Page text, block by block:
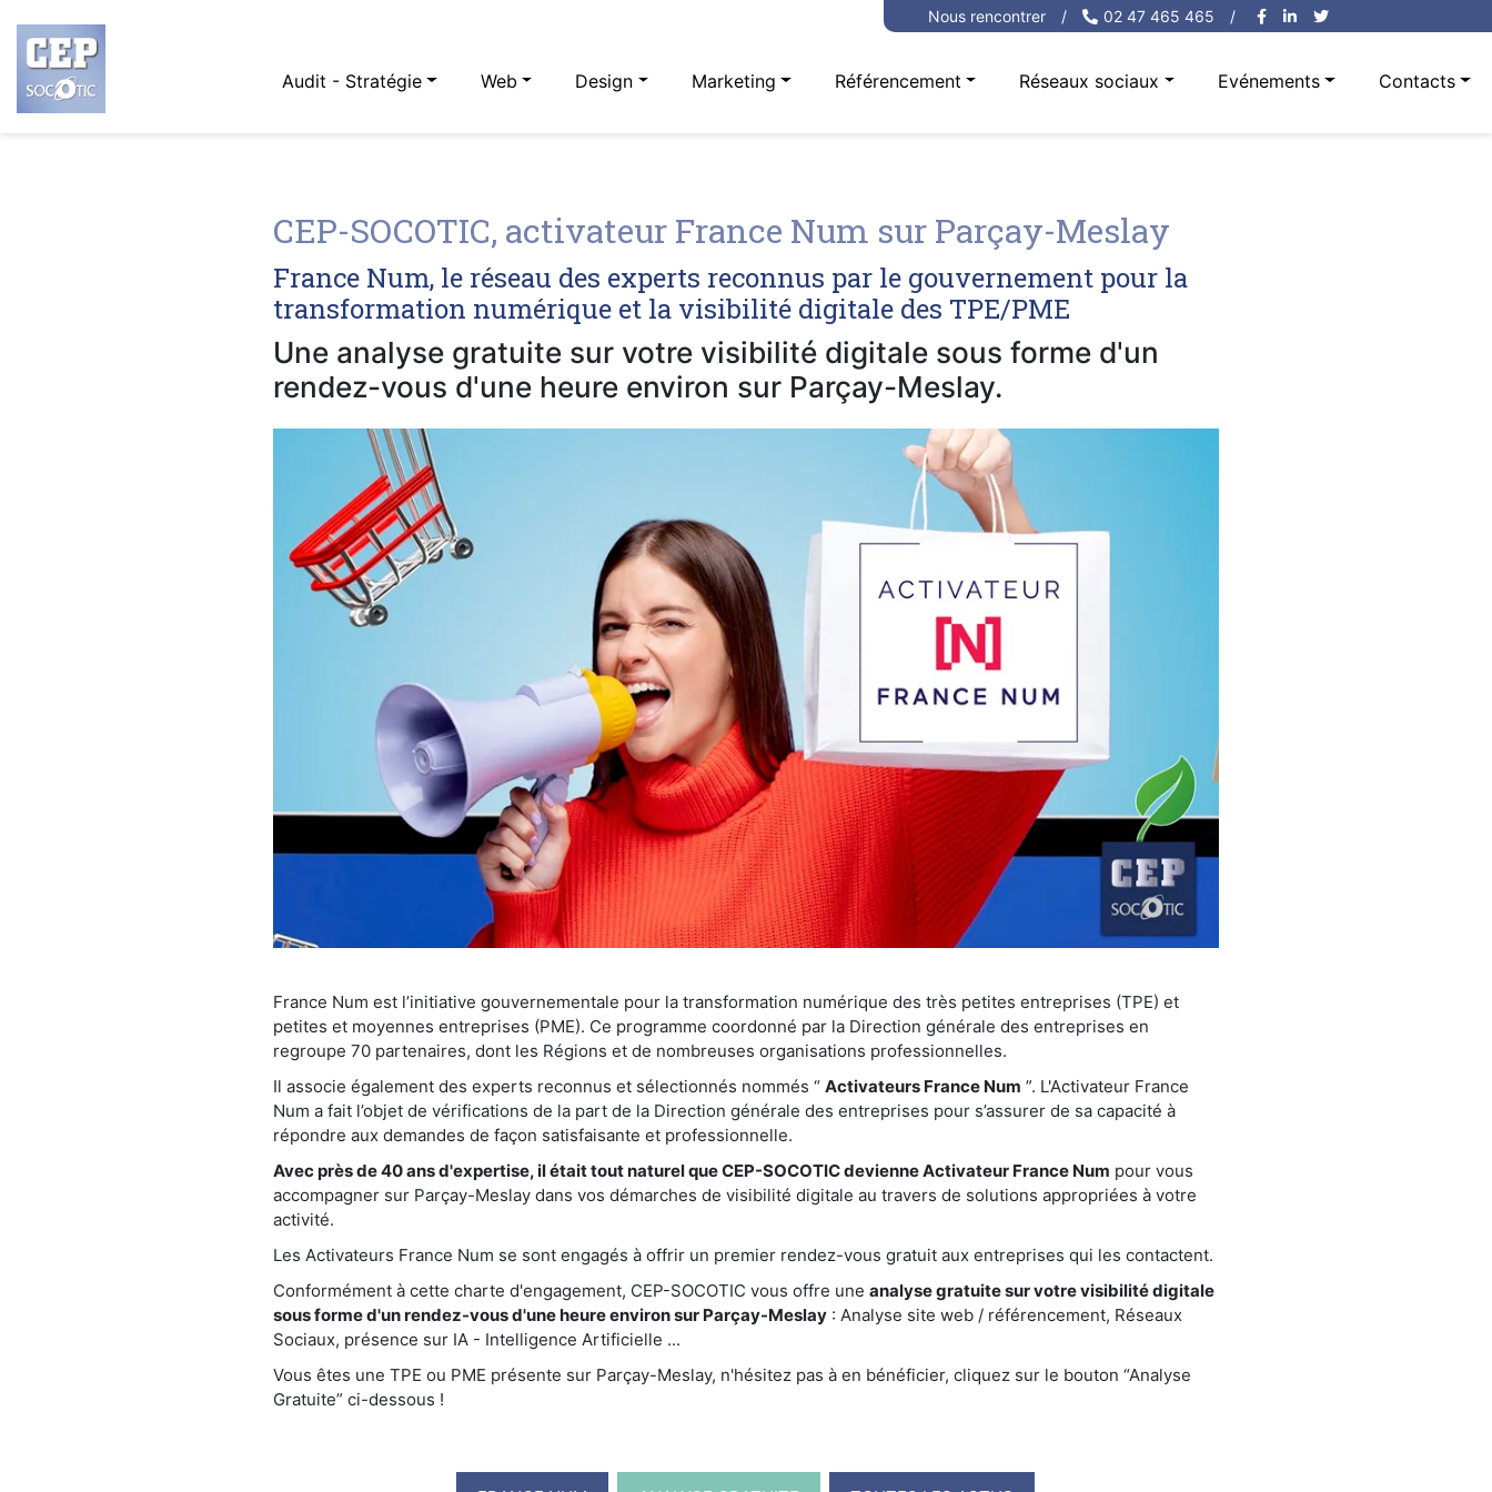
Nous rencontrer / 02 47 465 465 /
Audit - Stratégie Web Design Marketing Référencement Réseaux sociaux Evénements Contacts
CEP-SOCOTIC, activateur France Num sur Parçay-Meslay
France Num, le réseau des experts reconnus par le gouvernement pour la
transformation numérique et la visibilité digitale des TPE/PME
Une analyse gratuite sur votre visibilité digitale sous forme d'un
rendez-vous d'une heure environ sur Parçay-Meslay.
France Num est l’initiative gouvernementale pour la transformation numérique des très petites entreprises (TPE) et
petites et moyennes entreprises (PME). Ce programme coordonné par la Direction générale des entreprises en
regroupe 70 partenaires, dont les Régions et de nombreuses organisations professionnelles.
Il associe également des experts reconnus et sélectionnés nommés “ Activateurs France Num ”. L'Activateur France
Num a fait l’objet de vérifications de la part de la Direction générale des entreprises pour s’assurer de sa capacité à
répondre aux demandes de façon satisfaisante et professionnelle.
Avec près de 40 ans d'expertise, il était tout naturel que CEP-SOCOTIC devienne Activateur France Num pour vous
accompagner sur Parçay-Meslay dans vos démarches de visibilité digitale au travers de solutions appropriées à votre
activité.
Les Activateurs France Num se sont engagés à offrir un premier rendez-vous gratuit aux entreprises qui les contactent.
Conformément à cette charte d'engagement, CEP-SOCOTIC vous offre une analyse gratuite sur votre visibilité digitale
sous forme d'un rendez-vous d'une heure environ sur Parçay-Meslay: Analyse site web / référencement, Réseaux
Sociaux, présence sur IA - Intelligence Artificielle ...
Vous êtes une TPE ou PME présente sur Parçay-Meslay, n'hésitez pas à en bénéficier, cliquez sur le bouton “Analyse
Gratuite” ci-dessous !